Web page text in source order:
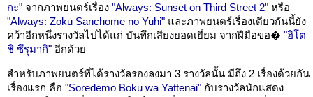
กะ" จากภาพยนตร์เรื่อง "Always: Sunset on Third Street 2" หรือ
"Always: Zoku Sanchome no Yuhi" และภาพยนตร์เรื่องเดียวกันนี้ยัง
คว้าอีกหนึ่งรางวัลไปได้แก่ บันทึกเสียงยอดเยี่ยม จากฝีมือขอ� "ฮิโต
ชิ ซึรุมากิ" อีกด้วย
สำหรับภาพยนตร์ที่ได้รางวัลรองลงมา 3 รางวัลนั้น มีถึง 2 เรื่องด้วยกัน
เรื่องแรก คือ "Soredemo Boku wa Yattenai" กับรางวัลนักแสดง